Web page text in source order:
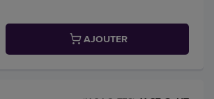
AJOUTER